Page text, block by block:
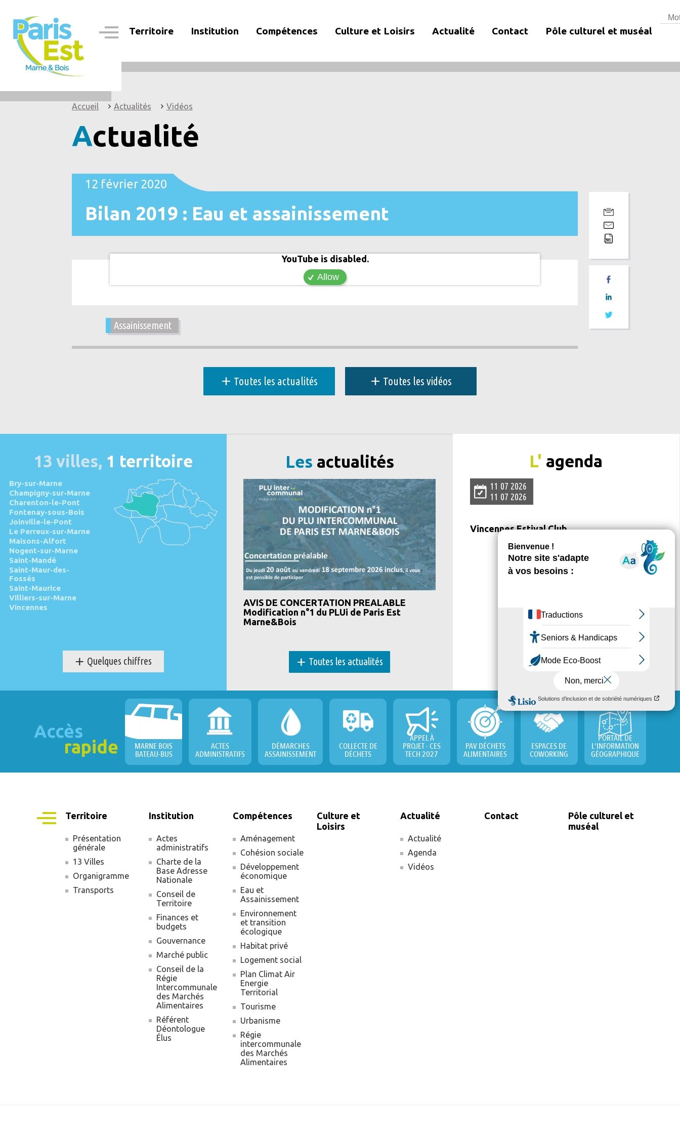
contenu
principal
Navigation
Territoire Institution Compétences Culture et Loisirs Actualité Contact Pôle culturel et muséal
Accueil Actualités Vidéos
Actualité
12 février 2020
Bilan 2019 : Eau et assainissement
YouTube is disabled.
Allow
Assainissement
+ Toutes les actualités + Toutes les vidéos
13 villes, 1 territoire
Bry-sur-Marne
Champigny-sur-Marne
Charenton-le-Pont
Fontenay-sous-Bois
Joinville-le-Pont
Le Perreux-sur-Marne
Maisons-Alfort
Nogent-sur-Marne
Saint-Mandé
Saint-Maur-des-
Fossés
Saint-Maurice
Villiers-sur-Marne
Vincennes
+ Quelques chiffres
Les actualités
AVIS DE CONCERTATION PREALABLE
Modification n°1 du PLUi de Paris Est
Marne&Bois
+ Toutes les actualités
L' agenda
11 07 2026
11 07 2026
Vincennes Estival Club
+ Tout l'agenda
Accès
rapide MARNE BOIS
BATEAU-BUS
ACTES
ADMINISTRATIFS
DÉMARCHES
ASSAINISSEMENT
COLLECTE DE
DÉCHETS
APPEL À
PROJET - CES
TECH 2027
PAV DÉCHETS
ALIMENTAIRES
ESPACES DE
COWORKING
PORTAIL DE
L'INFORMATION
GÉOGRAPHIQUE
Navigation
principale
Territoire
Présentation
générale
13 Villes
Organigramme
Transports
Institution
Actes
administratifs
Charte de la
Base Adresse
Nationale
Conseil de
Territoire
Finances et
budgets
Gouvernance
Marché public
Conseil de la
Régie
Intercommunale
des Marchés
Alimentaires
Référent
Déontologue
Élus
Compétences
Aménagement
Cohésion sociale
Développement
économique
Eau et
Assainissement
Environnement
et transition
écologique
Habitat privé
Logement social
Plan Climat Air
Energie
Territorial
Tourisme
Urbanisme
Régie
intercommunale
des Marchés
Alimentaires
Culture et
Loisirs
Actualité
Actualité
Agenda
Vidéos
Contact
Pôle culturel et
muséal